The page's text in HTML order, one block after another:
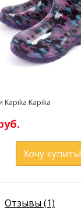
Kapika Kapika
Хочу купить!
Отзывы (1)